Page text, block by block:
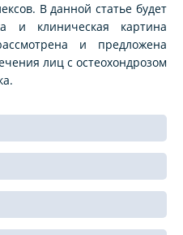
В данной статье будет
и клиническая картина
и предложена
лиц с остеохондрозом